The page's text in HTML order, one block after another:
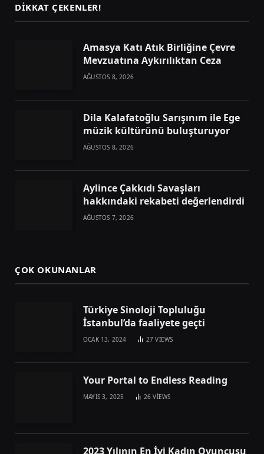
DIKKAT ÇEKENLER!
Amasya Katı Atık Birliğine Çevre
Mevzuatına Aykırılıktan Ceza
AĞUSTOS 8, 2026
Dila Kalafatoğlu Sarışınım ile Ege
müzik kültürünü buluşturuyor
AĞUSTOS 8, 2026
Aylince Çakkıdı Savaşları
hakkındaki rekabeti değerlendirdi
AĞUSTOS 7, 2026
ÇOK OKUNANLAR
Türkiye Sinoloji Topluluğu
İstanbul’da faaliyete geçti
OCAK 13, 2024 27VIEWS
Your Portal to Endless Reading
MAYIS 3, 2025 26VIEWS
2023 Yılının En İyi Kadın Oyuncusu